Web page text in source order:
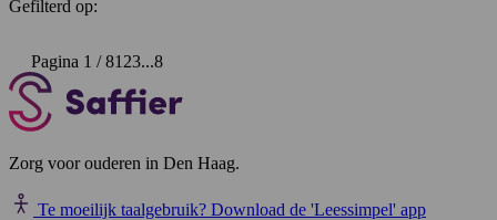
Gefilterd op:
Pagina 1 / 81 23...8
Zorg voor ouderen in Den Haag.
Te moeilijk taalgebruik? Download de 'Leessimpel' app